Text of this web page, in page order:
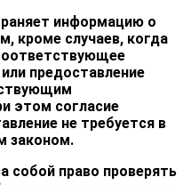
информацию о
кроме случаев, когда
предоставление
этом согласие
не требуется в
законом.
собой право проверять